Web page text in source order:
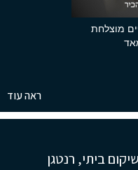
מוצלחת
ראה עוד
ביתי, רנטגן